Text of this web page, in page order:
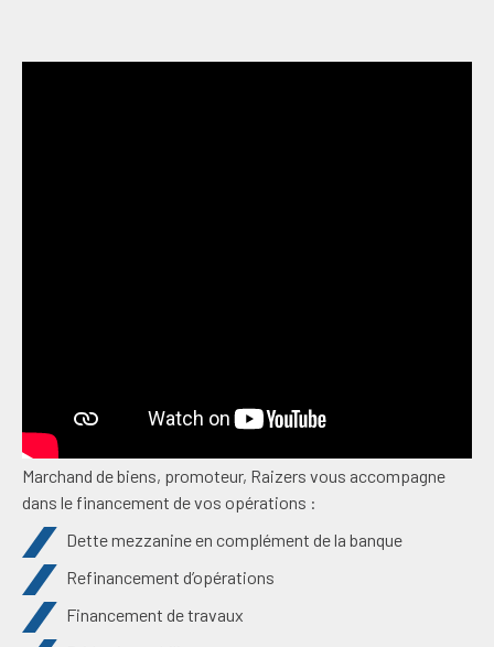
Marchand de biens, promoteur, Raizers vous accompagne
dans le financement de vos opérations :
Dette mezzanine en complément de la banque
Refinancement d’opérations
Financement de travaux